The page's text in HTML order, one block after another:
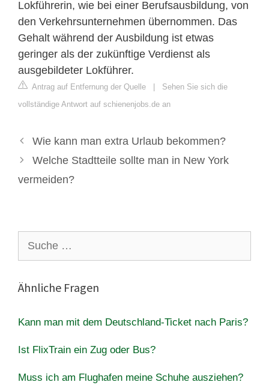
Lokführerin, wie bei einer Berufsausbildung, von
den Verkehrsunternehmen übernommen. Das
Gehalt während der Ausbildung ist etwas
geringer als der zukünftige Verdienst als
ausgebildeter Lokführer.
Antrag auf Entfernung der Quelle | Sehen Sie sich die
vollständige Antwort auf schienenjobs.de an
Wie kann man extra Urlaub bekommen?
Welche Stadtteile sollte man in New York
vermeiden?
nach:
Ähnliche Fragen
Kann man mit dem Deutschland-Ticket nach Paris?
Ist FlixTrain ein Zug oder Bus?
Muss ich am Flughafen meine Schuhe ausziehen?